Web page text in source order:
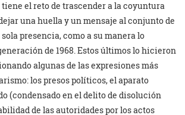
el reto de trascender a la coyuntura
una huella y un mensaje al conjunto de
presencia, como a su manera lo
de 1968. Estos últimos lo hicieron
algunas de las expresiones más
los presos políticos, el aparato
(condensado en el delito de disolución
de las autoridades por los actos